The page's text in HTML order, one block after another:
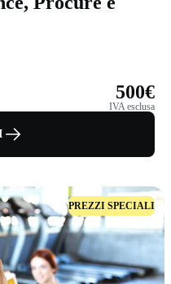
500€
IVA esclusa
PREZZI SPECIALI